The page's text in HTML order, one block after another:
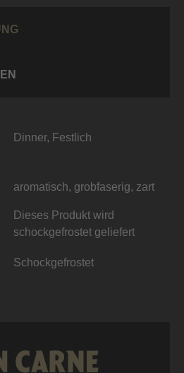
Dinner, Festlich
aromatisch, grobfaserig, zart
Dieses Produkt wird
schockgefrostet geliefert
Schockgefrostet